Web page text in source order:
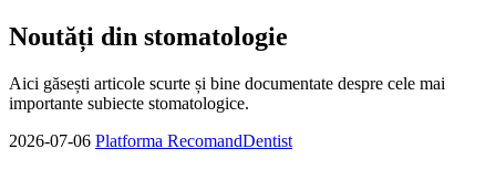
Noutăți din stomatologie
Aici găsești articole scurte și bine documentate despre cele mai
importante subiecte stomatologice.
2026-07-06 Platforma RecomandDentist